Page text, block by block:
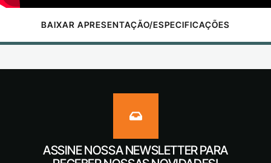
BAIXAR APRESENTAÇÃO/ESPECIFICAÇÕES
ASSINE NOSSA NEWSLETTER PARA